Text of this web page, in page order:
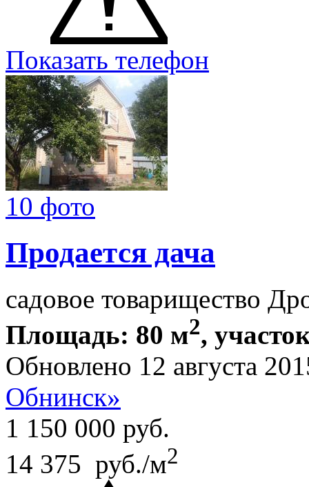
Показать телефон
10 фото
Продается дача
садовое товарищество
Площадь: 80 м2,
Обновлено 12 августа
Обнинск»
1 150 000 руб.
14 375 руб./м2